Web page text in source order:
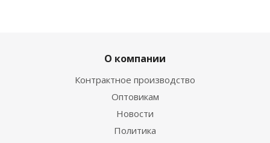
О компании
Контрактное производство
Оптовикам
Новости
Политика